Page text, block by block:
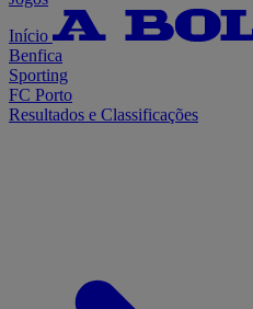
Início
Benfica
Sporting
FC Porto
Resultados e Classificações